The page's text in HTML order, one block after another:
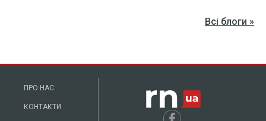
Всі блоги »
ПРО НАС
КОНТАКТИ